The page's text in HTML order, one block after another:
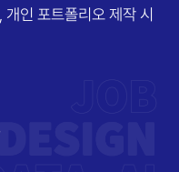
인 포트폴리오 제작 시